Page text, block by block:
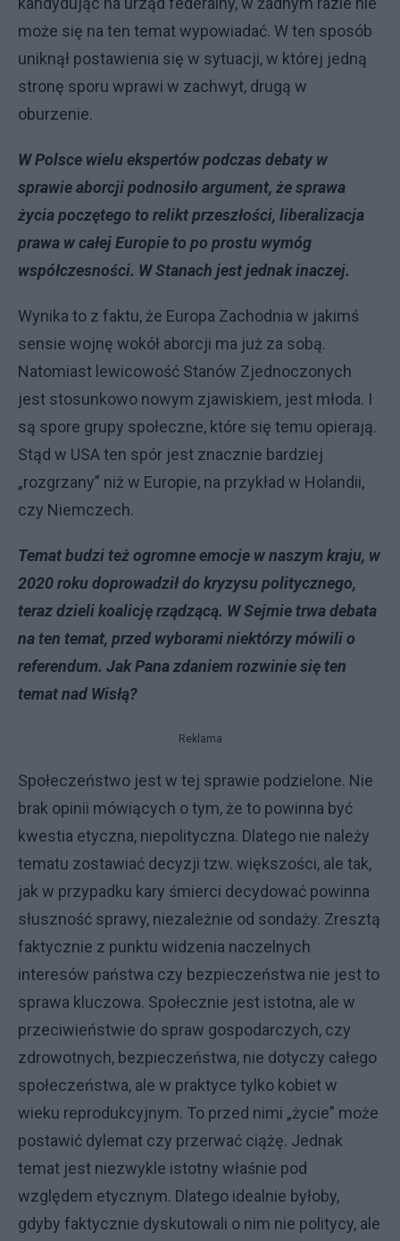
może się na ten temat wypowiadać. W ten sposób
uniknął postawienia się w sytuacji, w której jedną
stronę sporu wprawi w zachwyt, drugą w
oburzenie.
W Polsce wielu ekspertów podczas debaty w
sprawie aborcji podnosiło argument, że sprawa
życia poczętego to relikt przeszłości, liberalizacja
prawa w całej Europie to po prostu wymóg
współczesności. W Stanach jest jednak inaczej.
Wynika to z faktu, że Europa Zachodnia w jakimś
sensie wojnę wokół aborcji ma już za sobą.
Natomiast lewicowość Stanów Zjednoczonych
jest stosunkowo nowym zjawiskiem, jest młoda. I
są spore grupy społeczne, które się temu opierają.
Stąd w USA ten spór jest znacznie bardziej
„rozgrzany” niż w Europie, na przykład w Holandii,
czy Niemczech.
Temat budzi też ogromne emocje w naszym kraju, w
2020 roku doprowadził do kryzysu politycznego,
teraz dzieli koalicję rządzącą. W Sejmie trwa debata
na ten temat, przed wyborami niektórzy mówili o
referendum. Jak Pana zdaniem rozwinie się ten
temat nad Wisłą?
Reklama
Społeczeństwo jest w tej sprawie podzielone. Nie
brak opinii mówiących o tym, że to powinna być
kwestia etyczna, niepolityczna. Dlatego nie należy
tematu zostawiać decyzji tzw. większości, ale tak,
jak w przypadku kary śmierci decydować powinna
słuszność sprawy, niezależnie od sondaży. Zresztą
faktycznie z punktu widzenia naczelnych
interesów państwa czy bezpieczeństwa nie jest to
sprawa kluczowa. Społecznie jest istotna, ale w
przeciwieństwie do spraw gospodarczych, czy
zdrowotnych, bezpieczeństwa, nie dotyczy całego
społeczeństwa, ale w praktyce tylko kobiet w
wieku reprodukcyjnym. To przed nimi „życie” może
postawić dylemat czy przerwać ciążę. Jednak
temat jest niezwykle istotny właśnie pod
względem etycznym. Dlatego idealnie byłoby,
gdyby faktycznie dyskutowali o nim nie politycy, ale